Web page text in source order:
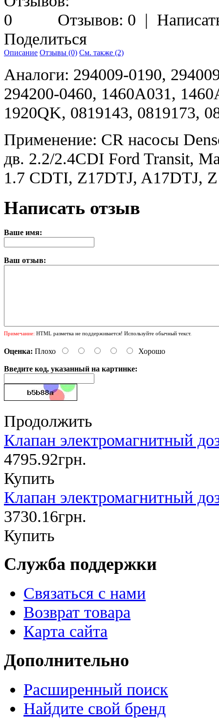
Отзывов: 0 |
Поделиться
Описание Отзывы (0) См. также (2)
Аналоги: 294009-0190,
294200-0460, 1460A031,
1920QK, 0819143, 0819173,
Применение: CR насосы
дв. 2.2/2.4CDI Ford Transit,
1.7 CDTI, Z17DTJ, A17DTJ,
Написать отзыв
Ваше имя:
Ваш отзыв:
Примечание: HTML разметка не поддерживается! Используйте обычный текст.
Оценка: Плохо Хорошо
Введите код, указанный на картинке:
Продолжить
Клапан электромагнитный
4795.92грн.
Купить
Клапан электромагнитный
3730.16грн.
Купить
Служба поддержки
Связаться с нами
Возврат товара
Карта сайта
Дополнительно
Расширенный поиск
Найдите свой бренд